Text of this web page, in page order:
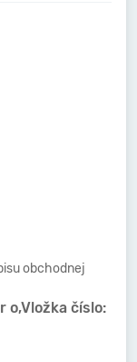
obchodnej
o,Vložka číslo: